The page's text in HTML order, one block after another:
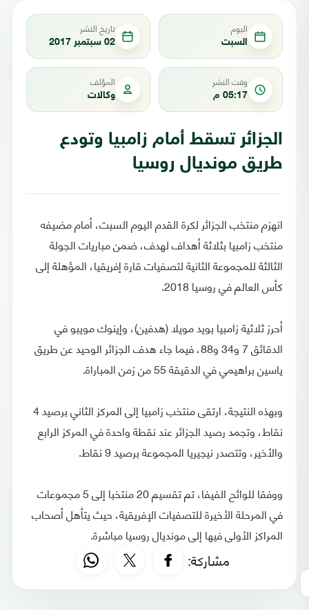
اليوم
السبت
تاريخ النشر
02 سبتمبر 2017
وقت النشر
05:17 م
المؤلف
وكالات
الجزائر تسقط أمام زامبيا وتودع
طريق مونديال روسيا
انهزم منتخب الجزائر لكرة القدم اليوم السبت، أمام مضيفه
منتخب زامبيا بثلاثة أهداف لهدف، ضمن مباريات الجولة
الثالثة للمجموعة الثانية لتصفيات قارة إفريقيا، المؤهلة إلى
كأس العالم في روسيا 2018.
أحرز ثلاثية زامبيا بويد مويلا (هدفين)، وإينوك مويبو في
الدقائق 7 و34 و88، فيما جاء هدف الجزائر الوحيد عن طريق
ياسين براهيمي في الدقيقة 55 من زمن المباراة.
وبهذه النتيجة، ارتقى منتخب زامبيا إلى المركز الثاني برصيد 4
نقاط، وتجمد رصيد الجزائر عند نقطة واحدة في المركز الرابع
والأخير، وتتصدر نيجيريا المجموعة برصيد 9 نقاط.
ووفقا للوائح الفيفا، تم تقسيم 20 منتخبا إلى 5 مجموعات
في المرحلة الأخيرة للتصفيات الإفريقية، حيث يتأهل أصحاب
المراكز الأولى فيها إلى مونديال روسيا مباشرة.
مشاركة: